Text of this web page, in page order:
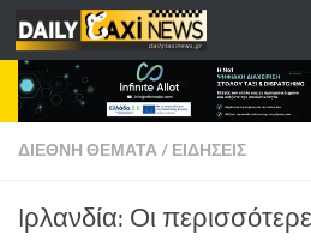
Skip to content
ΔΙΕΘΝΗ ΘΕΜΑΤΑ/ ΕΙΔΗΣΕΙΣ
Iρλανδία: Οι